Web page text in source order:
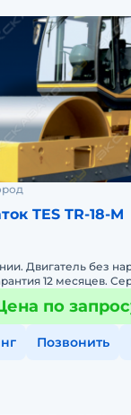
TES TR-18-M
Двигатель без
12 месяцев.
Полная
по
Позвонить